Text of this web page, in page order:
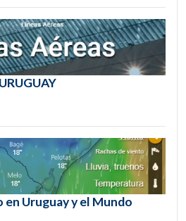
Uruguay y el Mundo